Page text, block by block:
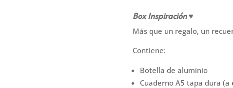
Box Inspiración ♥
Más que un regalo, un
Contiene:
Botella de aluminio
Cuaderno A5 tapa dura (a